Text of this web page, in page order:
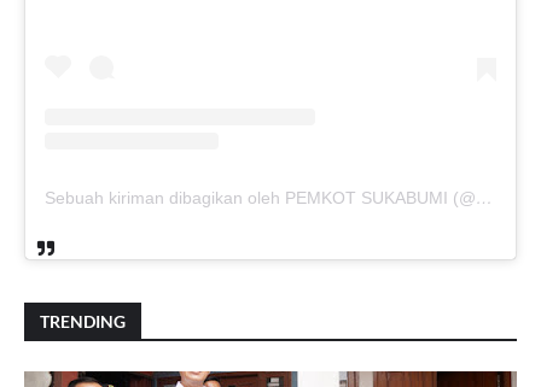
Sebuah kiriman dibagikan oleh PEMKOT SUKABUMI (@pemkotsukabumi_)
TRENDING